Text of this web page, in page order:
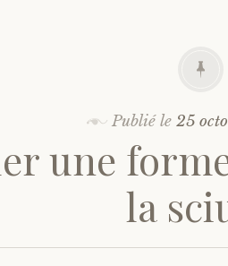
Publié le25
une
la